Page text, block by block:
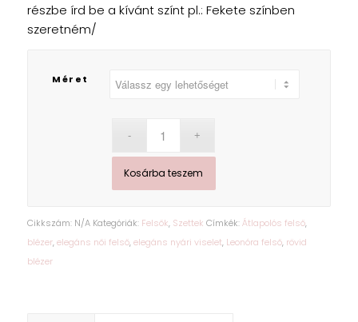
részbe írd be a kívánt színt pl.: Fekete színben
szeretném/
Méret
Kosárba teszem
Cikkszám: N/A Kategóriák: Felsők, Szettek Címkék:Átlapolós felső,
blézer,elegáns női felső,elegáns nyári viselet, Leonóra felső, rövid
blézer